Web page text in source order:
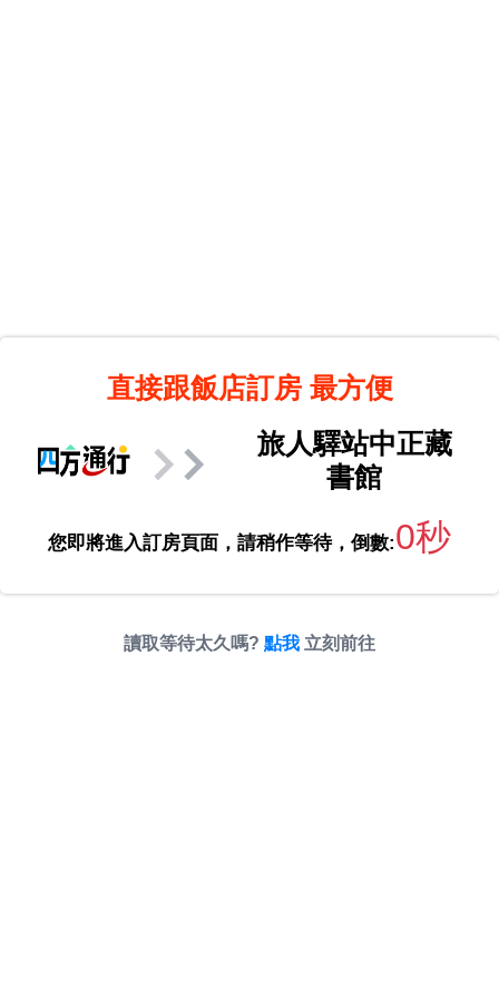
直接跟飯店訂房 最方便
旅人驛站中正藏
書館
您即將進入訂房頁面，請稍作等待，倒數:0秒
讀取等待太久嗎? 點我 立刻前往